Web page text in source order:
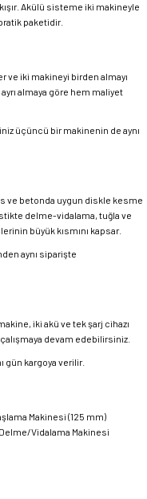
Akülü sisteme iki makineyle
paketidir.
iki makineyi birden almayı
almaya göre hem maliyet
üçüncü bir makinenin de aynı
ve betonda uygun diskle kesme
delme-vidalama, tuğla ve
büyük kısmını kapsar.
aynı siparişte
iki akü ve tek şarj cihazı
devam edebilirsiniz.
gün kargoya verilir.
Makinesi (125 mm)
Vidalama Makinesi